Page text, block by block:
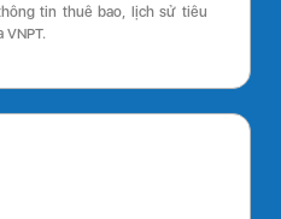
tin thuê bao, lịch sử tiêu